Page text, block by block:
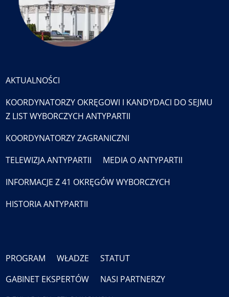
AKTUALNOŚCI
KOORDYNATORZY OKRĘGOWI I KANDYDACI DO SEJMU
Z LIST WYBORCZYCH ANTYPARTII
KOORDYNATORZY ZAGRANICZNI
TELEWIZJA ANTYPARTII
MEDIA O ANTYPARTII
INFORMACJE Z 41 OKRĘGÓW WYBORCZYCH
HISTORIA ANTYPARTII
PROGRAM WŁADZE
STATUT
GABINET EKSPERTÓW
NASI PARTNERZY